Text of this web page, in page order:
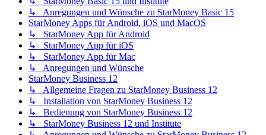
↳ Anregungen und Wünsche zu StarMoney Basic 15
StarMoney Apps für Android, iOS und MacOS
↳ StarMoney App für Android
↳ StarMoney App für iOS
↳ StarMoney App für Mac
↳ Anregungen und Wünsche
StarMoney Business 12
↳ Allgemeine Fragen zu StarMoney Business 12
↳ Installation von StarMoney Business 12
↳ Bedienung von StarMoney Business 12
↳ StarMoney Business 12 und Institute